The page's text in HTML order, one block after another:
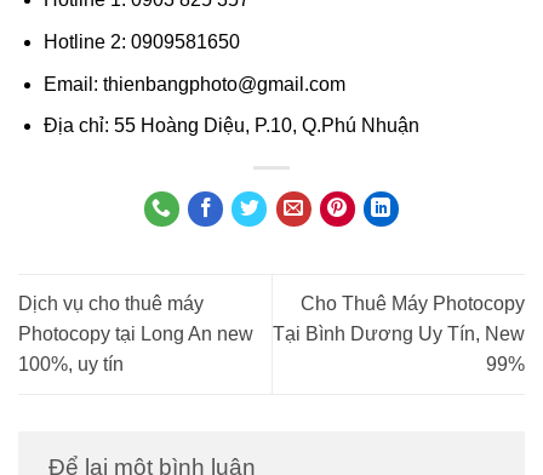
Hotline 2: 0909581650
Email: thienbangphoto@gmail.com
Địa chỉ: 55 Hoàng Diệu, P.10, Q.Phú Nhuận
Dịch vụ cho thuê máy
Photocopy tại Long An new
100%, uy tín
Cho Thuê Máy Photocopy
Tại Bình Dương Uy Tín, New
99%
Để lại một bình luận